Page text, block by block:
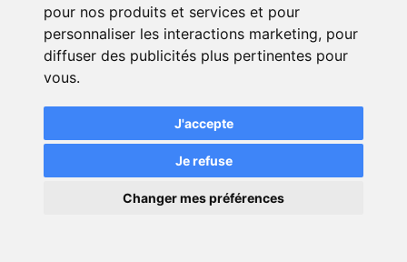
pour nos produits et services et pour
personnaliser les interactions marketing, pour
diffuser des publicités plus pertinentes pour
vous.
J'accepte
Je refuse
Changer mes préférences
plus de200 % et jusqu’à 400
%de la Base de Remboursment
pour les consultations médicales
forfait hospitalier, les visites et
actes infirmiers…
Le remboursement aux frais réels.
Pour les meilleures garanties, le